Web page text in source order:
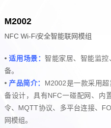
M2002
NFC Wi-Fi安全智能联网模组
•适用场景：智能家居、智能监
备。
• 产品简介： M2002是一款采用
备设计，具有NFC一碰配网、内
令、MQTT协议、多平台连接、
网模组。